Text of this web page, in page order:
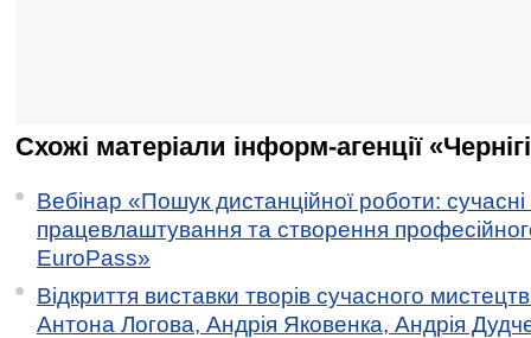
Схожі матеріали інформ-агенції
Вебінар «Пошук дистанційної роботи:
працевлаштування та створення
EuroPass»
Відкриття виставки творів сучасного
Антона Логова, Андрія Яковенка, Андрія